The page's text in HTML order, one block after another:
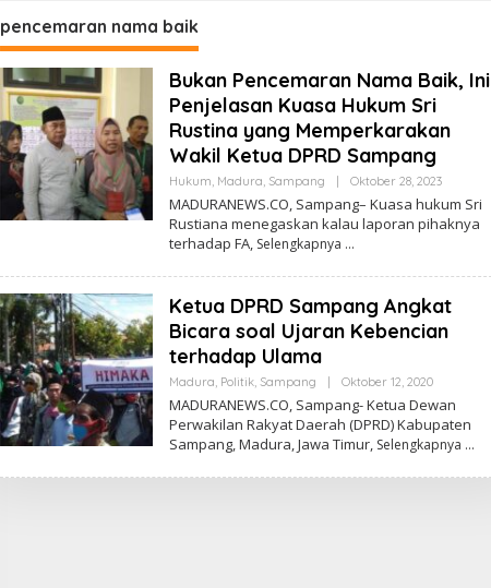
Nelayan Sampang
pencemaran nama baik
Bukan Pencemaran Nama Baik, Ini
Penjelasan Kuasa Hukum Sri
Rustina yang Memperkarakan
Wakil Ketua DPRD Sampang
Hukum, Madura, Sampang Oktober 28, 2023Oleh
MADURANEWS.CO, Sampang– Kuasa hukum Sri
Rustiana menegaskan kalau laporan pihaknya
terhadap FA, Selengkapnya
Ketua DPRD Sampang Angkat
Bicara soal Ujaran Kebencian
terhadap Ulama
Madura, Politik, Sampang Oktober 12, 2020Oleh
MADURANEWS.CO, Sampang- Ketua Dewan
Perwakilan Rakyat Daerah (DPRD) Kabupaten
Sampang, Madura, Jawa Timur, Selengkapnya